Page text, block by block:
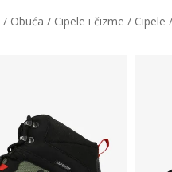
Obuća Cipele i čizme Cipele